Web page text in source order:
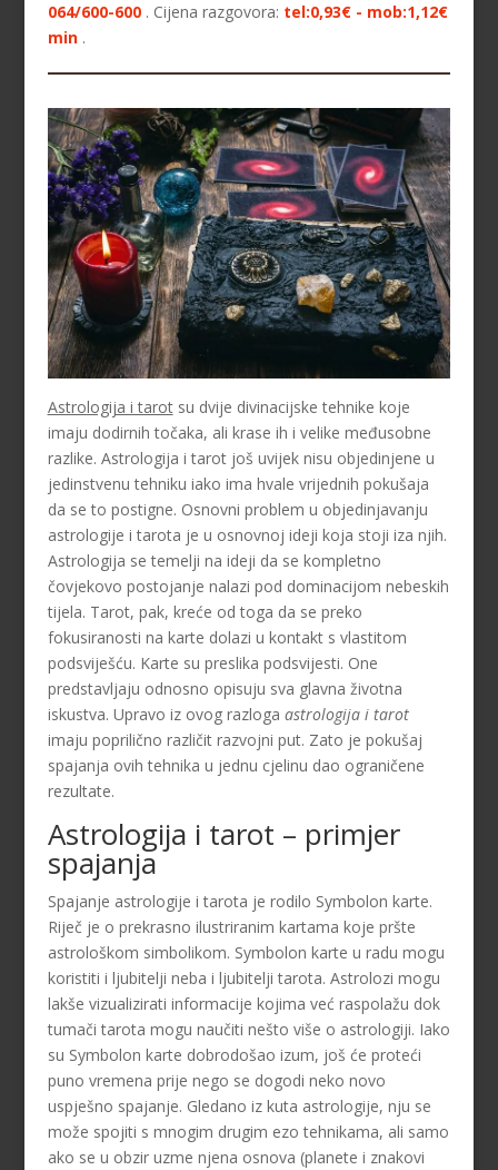
064/600-600 . Cijena razgovora: tel:0,93€ - mob:1,12€
min .
Astrologija i tarotsu dvije divinacijske tehnike koje
imaju dodirnih točaka, ali krase ih i velike međusobne
razlike. Astrologija i tarot još uvijek nisu objedinjene u
jedinstvenu tehniku iako ima hvale vrijednih pokušaja
da se to postigne. Osnovni problem u objedinjavanju
astrologije i tarota je u osnovnoj ideji koja stoji iza njih.
Astrologija se temelji na ideji da se kompletno
čovjekovo postojanje nalazi pod dominacijom nebeskih
tijela. Tarot, pak, kreće od toga da se preko
fokusiranosti na karte dolazi u kontakt s vlastitom
podsviješću. Karte su preslika podsvijesti. One
predstavljaju odnosno opisuju sva glavna životna
iskustva. Upravo iz ovog razloga astrologija i tarot
imaju poprilično različit razvojni put. Zato je pokušaj
spajanja ovih tehnika u jednu cjelinu dao ograničene
rezultate.
Astrologija i tarot – primjer
spajanja
Spajanje astrologije i tarota je rodilo Symbolon karte.
Riječ je o prekrasno ilustriranim kartama koje pršte
astrološkom simbolikom. Symbolon karte u radu mogu
koristiti i ljubitelji neba i ljubitelji tarota. Astrolozi mogu
lakše vizualizirati informacije kojima već raspolažu dok
tumači tarota mogu naučiti nešto više o astrologiji. Iako
su Symbolon karte dobrodošao izum, još će proteći
puno vremena prije nego se dogodi neko novo
uspješno spajanje. Gledano iz kuta astrologije, nju se
može spojiti s mnogim drugim ezo tehnikama, ali samo
ako se u obzir uzme njena osnova (planete i znakovi